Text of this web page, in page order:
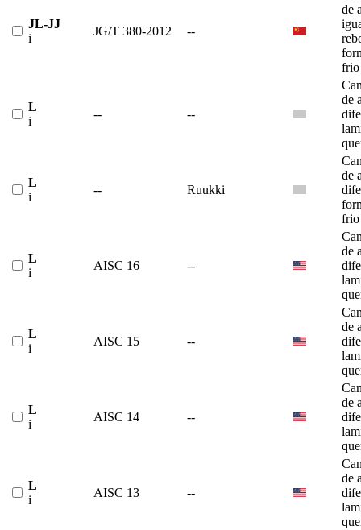
JL-JJ
i
JG/T 380-2012 --
de
frio
L
i
-- --
de
L
i
-- Ruukki
de
frio
L
i
AISC 16 --
de
L
i
AISC 15 --
de
L
i
AISC 14 --
de
L
i
AISC 13 --
de